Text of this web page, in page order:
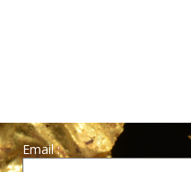
Email :